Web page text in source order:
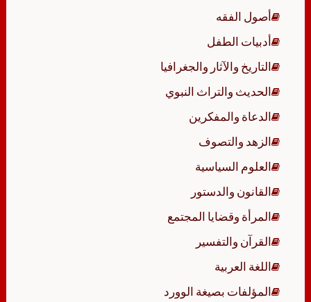
أصول الفقه
أدبيات الطفل
التاريخ والآثار والجغرافيا
الحديث والتراث النبوي
الدعاة والمفكرين
الزهد والتصوف
العلوم السياسية
القانون والدستور
المرأة وقضايا المجتمع
القرآن والتفسير
اللغة العربية
المؤلفات بصيغة الوورد